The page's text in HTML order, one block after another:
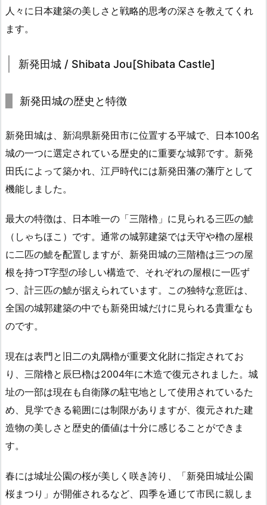
人々に日本建築の美しさと戦略的思考の深さを教えてくれ
ます。
新発田城 / Shibata Jou[Shibata Castle]
新発田城の歴史と特徴
新発田城は、新潟県新発田市に位置する平城で、日本100名
城の一つに選定されている歴史的に重要な城郭です。新発
田氏によって築かれ、江戸時代には新発田藩の藩庁として
機能しました。
最大の特徴は、日本唯一の「三階櫓」に見られる三匹の鯱
（しゃちほこ）です。通常の城郭建築では天守や櫓の屋根
に二匹の鯱を配置しますが、新発田城の三階櫓は三つの屋
根を持つT字型の珍しい構造で、それぞれの屋根に一匹ず
つ、計三匹の鯱が据えられています。この独特な意匠は、
全国の城郭建築の中でも新発田城だけに見られる貴重なも
のです。
現在は表門と旧二の丸隅櫓が重要文化財に指定されてお
り、三階櫓と辰巳櫓は2004年に木造で復元されました。城
址の一部は現在も自衛隊の駐屯地として使用されているた
め、見学できる範囲には制限がありますが、復元された建
造物の美しさと歴史的価値は十分に感じることができま
す。
春には城址公園の桜が美しく咲き誇り、「新発田城址公園
桜まつり」が開催されるなど、四季を通じて市民に親しま